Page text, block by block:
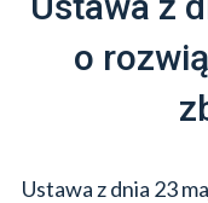
o
Ustawa z dnia 23